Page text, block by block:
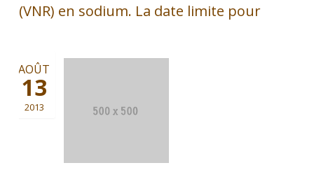
(VNR) en sodium. La date limite pour
AOÛT
13
2013